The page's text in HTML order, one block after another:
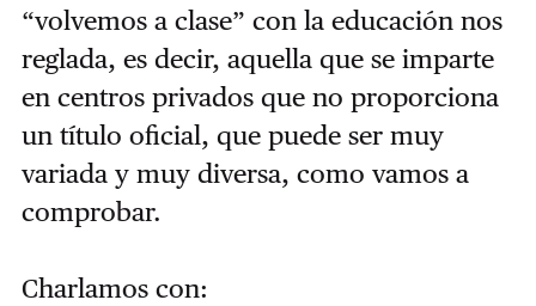
“volvemos a clase” con la educación nos
reglada, es decir, aquella que se imparte
en centros privados que no proporciona
un título oficial, que puede ser muy
variada y muy diversa, como vamos a
comprobar.
Charlamos con: